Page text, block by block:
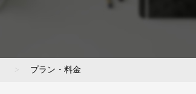
> プラン・料金